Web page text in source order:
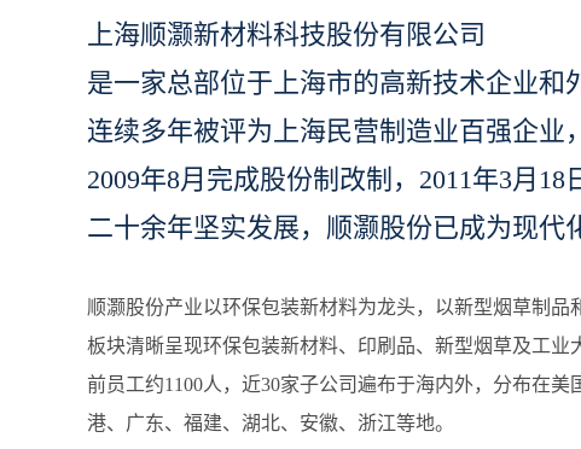
上海顺灏新材料科技股份有限公司
是一家总部位于上海市的高新技术企业和
连续多年被评为上海民营制造业百强企业
2009年8月完成股份制改制，2011年3月18
二十余年坚实发展，顺灏股份已成为现代
顺灏股份产业以环保包装新材料为龙头，以新型烟草制品
板块清晰呈现环保包装新材料、印刷品、新型烟草及工业
前员工约1100人，近30家子公司遍布于海内外，分布在美
港、广东、福建、湖北、安徽、浙江等地。